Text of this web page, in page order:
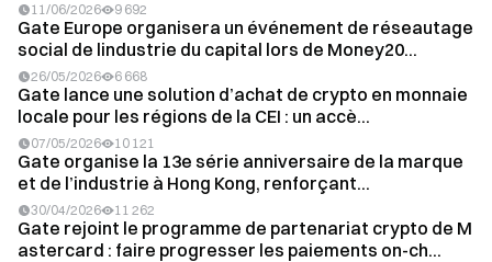
11/06/2026 9 692
Gate Europe organisera un événement de réseautage
social de lindustrie du capital lors de Money20...
26/05/2026 6 668
Gate lance une solution d’achat de crypto en monnaie
locale pour les régions de la CEI : un accè...
07/05/2026 10 121
Gate organise la 13e série anniversaire de la marque
et de l’industrie à Hong Kong, renforçant...
30/04/2026 11 262
Gate rejoint le programme de partenariat crypto de M
astercard : faire progresser les paiements on-ch...